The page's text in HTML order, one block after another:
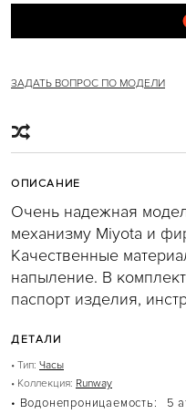
ЗАДАТЬ ВОПРОС ПО МОДЕЛИ
ОПИСАНИЕ
Очень надежная
механизму Miyota и
Качественные
напыление. В
паспорт изделия,
ДЕТАЛИ
• Тип: Часы
• Коллекция: Runway
• Водонепроницаемость:
5
HALLY
JESSIE
PARKER
SLOAN
SOHO
WHITNEY
БЕЖЕВЫЕ СУМКИ
БЕЛЫЕ СУМКИ
ГОЛУБЫЕ СУМКИ
ЧЕРНЫЕ СУМКИ
РЮКЗАКИ